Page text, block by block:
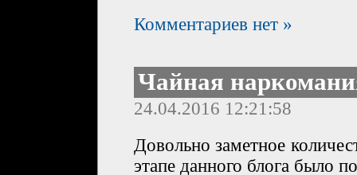
Комментариев нет »
Чайная
24.04.2016 12:21:58
Довольно заметное
этапе данного блога было